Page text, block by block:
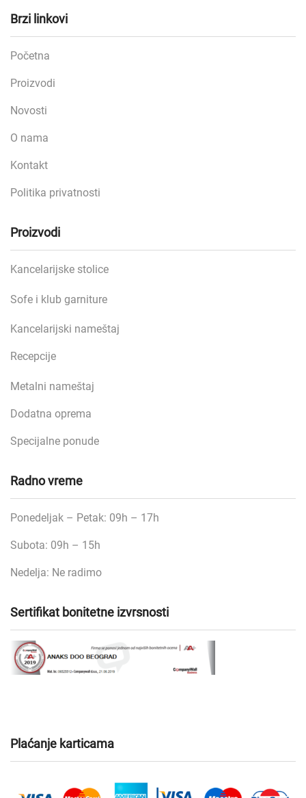
Brzi linkovi
Početna
Proizvodi
Novosti
O nama
Kontakt
Politika privatnosti
Proizvodi
Kancelarijske stolice
Sofe i klub garniture
Kancelarijski nameštaj
Recepcije
Metalni nameštaj
Dodatna oprema
Specijalne ponude
Radno vreme
Ponedeljak – Petak: 09h – 17h
Subota: 09h – 15h
Nedelja: Ne radimo
Sertifikat bonitetne izvrsnosti
Plaćanje karticama